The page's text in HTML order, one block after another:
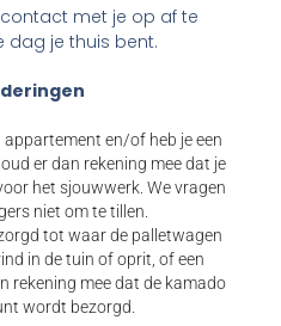
met je op af te
dag je thuis bent.
appartement en/of heb je een
er dan rekening mee dat je
het sjouwwerk. We vragen
niet om te tillen.
tot waar de palletwagen
in de tuin of oprit, of een
rekening mee dat de kamado
wordt bezorgd.